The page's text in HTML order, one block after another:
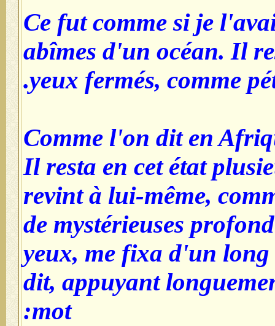
Ce fut comme si je
abîmes d'un océan. Il
yeux fermés, comme
Comme l'on dit en
Il resta en cet état
revint à lui-même,
de mystérieuses
yeux, me fixa d'un
dit, appuyant
mot: